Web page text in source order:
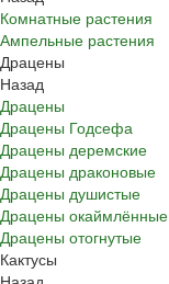
Комнатные растения
Ампельные растения
Драцены
Назад
Драцены
Драцены Годсефа
Драцены деремские
Драцены драконовые
Драцены душистые
Драцены окаймлённые
Драцены отогнутые
Кактусы